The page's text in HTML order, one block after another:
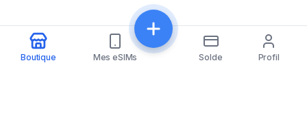
Boutique Mes eSIMs Solde Profil